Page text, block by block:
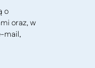
o
oraz, w
mail,